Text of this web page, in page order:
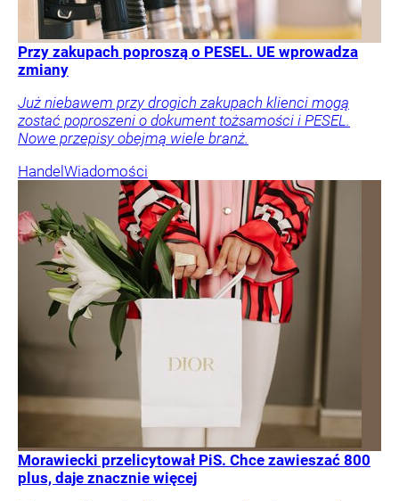
Przy zakupach poproszą o PESEL. UE wprowadza
zmiany
Już niebawem przy drogich zakupach klienci mogą
zostać poproszeni o dokument tożsamości i PESEL.
Nowe przepisy obejmą wiele branż.
Handel Wiadomości
Morawiecki przelicytował PiS. Chce zawieszać 800
plus, daje znacznie więcej